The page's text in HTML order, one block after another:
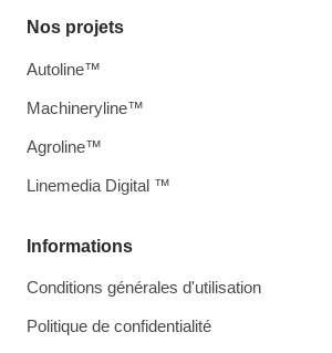
Informations
Conditions générales d'utilisation
Politique de confidentialité
Nos projets
Autoline™
Machineryline™
Agroline™
Linemedia Digital ™